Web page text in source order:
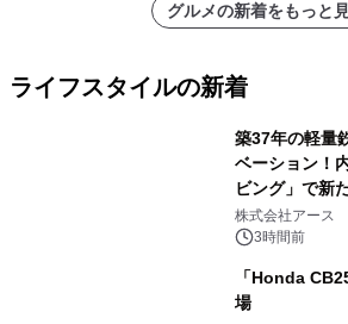
グルメの新着をもっと
ライフスタイルの新着
築37年の軽量
ベーション！
ビング」で新
事例を株式会
株式会社アース
3時間前
「Honda
場